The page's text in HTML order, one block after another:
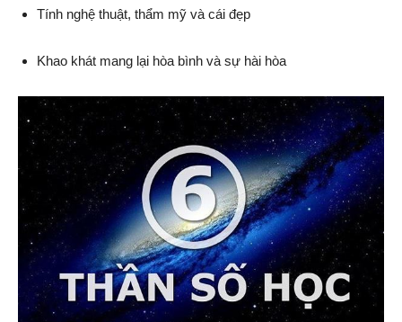
Tính nghệ thuật, thẩm mỹ và cái đẹp
Khao khát mang lại hòa bình và sự hài hòa